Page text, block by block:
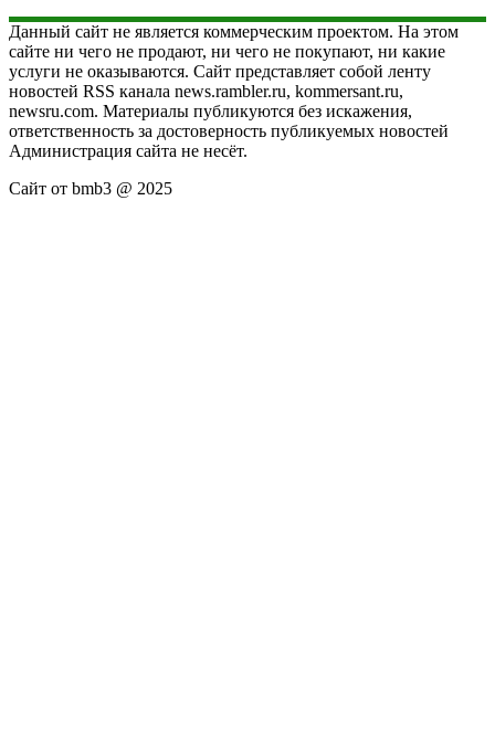
Данный сайт не является коммерческим проектом. На этом
сайте ни чего не продают, ни чего не покупают, ни какие
услуги не оказываются. Сайт представляет собой ленту
новостей RSS канала news.rambler.ru, kommersant.ru,
newsru.com. Материалы публикуются без искажения,
ответственность за достоверность публикуемых новостей
Администрация сайта не несёт.
Сайт от bmb3 @ 2025